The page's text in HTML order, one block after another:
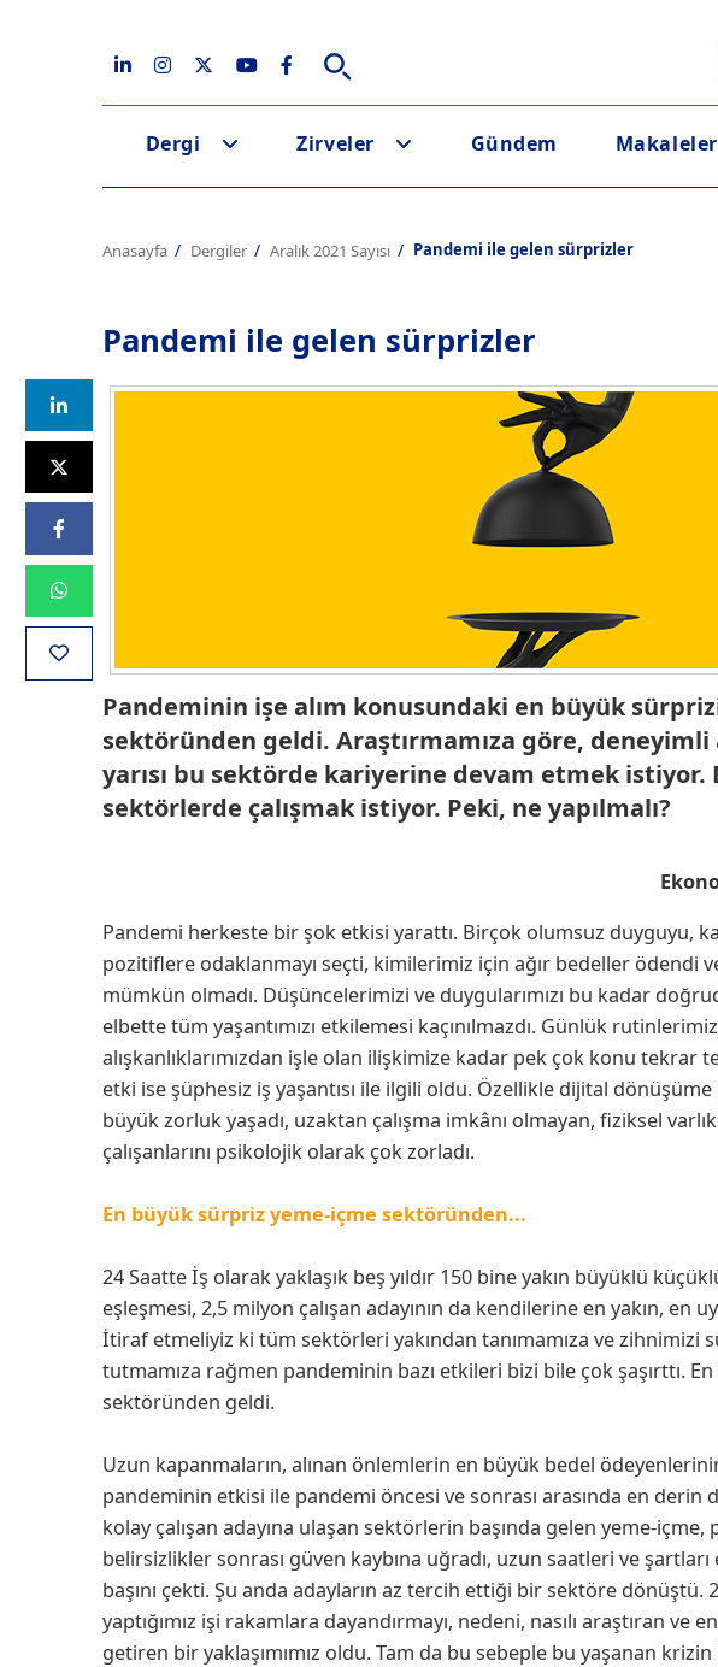
Dergi Zirveler Gündem Makaleler
Anasayfa Dergiler Aralık 2021 Sayısı Pandemi ile gelen sürprizler
Pandemi ile gelen sürprizler
Pandeminin işe alım konusundaki en büyük
sektöründen geldi. Araştırmamıza göre, deneyimli
yarısı bu sektörde kariyerine devam etmek istiyor.
sektörlerde çalışmak istiyor. Peki, ne yapılmalı?
Pandemi herkeste bir şok etkisi yarattı. Birçok olumsuz duyguyu,
pozitiflere odaklanmayı seçti, kimilerimiz için ağır bedeller ödendi
mümkün olmadı. Düşüncelerimizi ve duygularımızı bu kadar
elbette tüm yaşantımızı etkilemesi kaçınılmazdı. Günlük
alışkanlıklarımızdan işle olan ilişkimize kadar pek çok konu tekrar
etki ise şüphesiz iş yaşantısı ile ilgili oldu. Özellikle dijital dönüşüme
büyük zorluk yaşadı, uzaktan çalışma imkânı olmayan, fiziksel
çalışanlarını psikolojik olarak çok zorladı.
En büyük sürpriz yeme-içme sektöründen...
24 Saatte İş olarak yaklaşık beş yıldır 150 bine yakın büyüklü
eşleşmesi, 2,5 milyon çalışan adayının da kendilerine en yakın, en
İtiraf etmeliyiz ki tüm sektörleri yakından tanımamıza ve zihnimizi
tutmamıza rağmen pandeminin bazı etkileri bizi bile çok şaşırttı.
sektöründen geldi.
Uzun kapanmaların, alınan önlemlerin en büyük bedel
pandeminin etkisi ile pandemi öncesi ve sonrası arasında en derin
kolay çalışan adayına ulaşan sektörlerin başında gelen yeme-içme,
belirsizlikler sonrası güven kaybına uğradı, uzun saatleri ve
başını çekti. Şu anda adayların az tercih ettiği bir sektöre dönüştü.
yaptığımız işi rakamlara dayandırmayı, nedeni, nasılı araştıran ve
getiren bir yaklaşımımız oldu. Tam da bu sebeple bu yaşanan